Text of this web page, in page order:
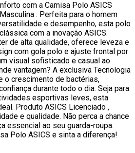
com a Camisa Polo ASICS
. Perfeita para o homem
e desempenho, esta polo
com a inovação ASICS.
de alta qualidade, oferece leveza e
com gola polo e ajuste frontal por
visual sofisticado e casual ao
vantagem? A exclusiva Tecnologia
o crescimento de bactérias,
durante todo o dia. Seja para
esportivas leves, esta
Produto ASICS Licenciado ,
e qualidade. Não perca a chance
essencial ao seu guarda-roupa.
Polo ASICS e sinta a diferença!